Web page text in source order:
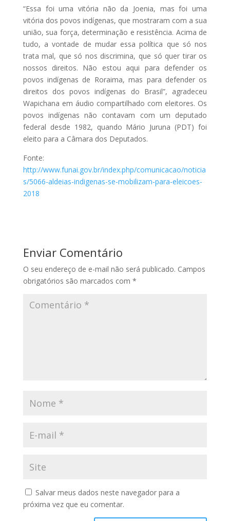
“Essa foi uma vitória não da Joenia, mas foi uma
vitória dos povos indígenas, que mostraram com a sua
união, sua força, determinação e resistência. Acima de
tudo, a vontade de mudar essa política que só nos
trata mal, que só nos discrimina, que só quer tirar os
nossos direitos. Não estou aqui para defender os
povos indígenas de Roraima, mas para defender os
direitos dos povos indígenas do Brasil”, agradeceu
Wapichana em áudio compartilhado com eleitores. Os
povos indígenas não contavam com um deputado
federal desde 1982, quando Mário Juruna (PDT) foi
eleito para a Câmara dos Deputados.
Fonte:
http://www.funai.gov.br/index.php/comunicacao/noticia
s/5066-aldeias-indigenas-se-mobilizam-para-eleicoes-
2018
Enviar Comentário
O seu endereço de e-mail não será publicado. Campos
obrigatórios são marcados com *
Salvar meus dados neste navegador para a
próxima vez que eu comentar.